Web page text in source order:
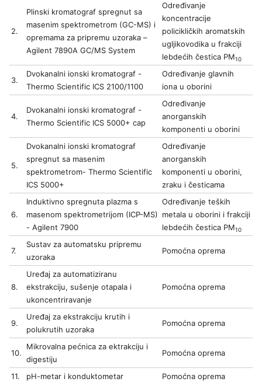
2.
Plinski kromatograf spregnut sa
masenim spektrometrom (GC-MS) i
opremama za pripremu uzoraka –
Agilent 7890A GC/MS System
Određivanje
koncentracije
policikličkih aromatskih
ugljikovodika u frakciji
lebdećih čestica PM10
3.
Dvokanalni ionski kromatograf -
Thermo Scientific ICS 2100/1100
Određivanje glavnih
iona u oborini
4.
Dvokanalni ionski kromatograf -
Thermo Scientific ICS 5000+ cap
Određivanje
anorganskih
komponenti u oborini
5.
Dvokanalni ionski kromatograf
spregnut sa masenim
spektrometrom- Thermo Scientific
ICS 5000+
Određivanje
anorganskih
komponenti u oborini,
zraku i česticama
6.
Induktivno spregnuta plazma s
masenom spektrometrijom (ICP-MS)
- Agilent 7900
Određivanje teških
metala u oborini i frakciji
lebdećih čestica PM10
7.
Sustav za automatsku pripremu
uzoraka
Pomoćna oprema
8.
Uređaj za automatiziranu
ekstrakciju, sušenje otapala i
ukoncentriravanje
Pomoćna oprema
9.
Uređaj za ekstrakciju krutih i
polukrutih uzoraka
Pomoćna oprema
10.
Mikrovalna pećnica za ektrakciju i
digestiju
Pomoćna oprema
11. pH-metar i konduktometar
Pomoćna oprema